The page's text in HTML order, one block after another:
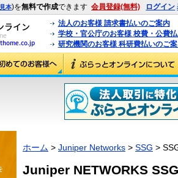
見本)を無料で作成できます 会員登録(無料) ログイン
法人のお客様 請求書払いのご案内
学校・官公庁のお客様 校費・公費
研究機関のお客様 科研費払いのご
ホーム > Juniper Networks > SSG >
Juniper NETWORKS